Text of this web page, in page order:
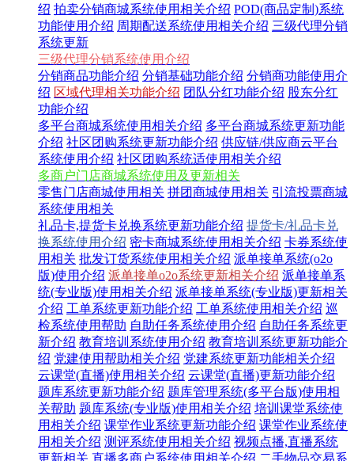
绍 拍卖分销商城系统使用相关介绍 POD(商品定制)系统
功能使用介绍 周期配送系统使用相关介绍 三级代理分销
系统更新
三级代理分销系统使用介绍
分销商品功能介绍 分销基础功能介绍 分销商功能使用介
绍 区域代理相关功能介绍 团队分红功能介绍 股东分红
功能介绍
多平台商城系统使用相关介绍 多平台商城系统更新功能
介绍 社区团购系统更新功能介绍 供应链/供应商云平台
系统使用介绍 社区团购系统适使用相关介绍
多商户门店商城系统使用及更新相关
零售门店商城使用相关 拼团商城使用相关 引流投票商城
系统使用相关
礼品卡,提货卡兑换系统更新功能介绍 提货卡/礼品卡兑
换系统使用介绍 密卡商城系统使用相关介绍 卡券系统使
用相关 批发订货系统使用相关介绍 派单接单系统(o2o
版)使用介绍 派单接单o2o系统更新相关介绍 派单接单系
统(专业版)使用相关介绍 派单接单系统(专业版)更新相关
介绍 工单系统更新功能介绍 工单系统使用相关介绍 巡
检系统使用帮助 自助任务系统使用介绍 自助任务系统更
新介绍 教育培训系统使用介绍 教育培训系统更新功能介
绍 党建使用帮助相关介绍 党建系统更新功能相关介绍
云课堂(直播)使用相关介绍 云课堂(直播)更新功能介绍
题库系统更新功能介绍 题库管理系统(多平台版)使用相
关帮助 题库系统(专业版)使用相关介绍 培训课堂系统使
用相关介绍 课堂作业系统更新功能介绍 课堂作业系统使
用相关介绍 测评系统使用相关介绍 视频点播,直播系统
更新相关 直播多商户系统使用相关介绍 二手物品交易系